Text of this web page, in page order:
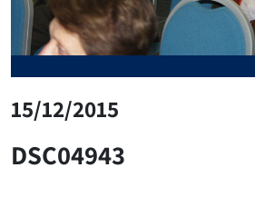
15/12/2015
DSC04943